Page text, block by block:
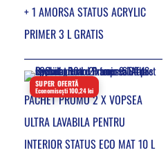
+ 1 AMORSA STATUS ACRYLIC
PRIMER 3 L GRATIS
SUPER OFERTĂ
Economisești 100,24 lei
PACHET PROMO 2 X VOPSEA
ULTRA LAVABILA PENTRU
INTERIOR STATUS ECO MAT 10 L